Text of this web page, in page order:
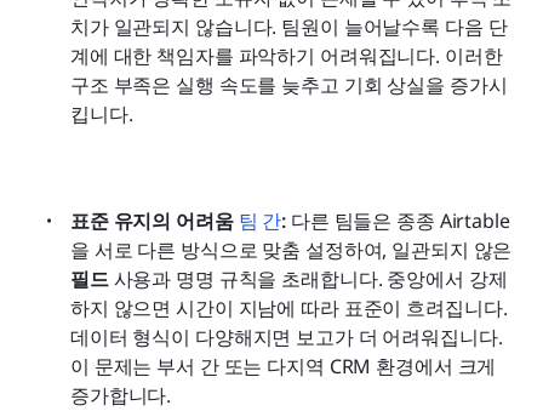
치가 일관되지 않습니다. 팀원이 늘어날수록 다음 단
계에 대한 책임자를 파악하기 어려워집니다. 이러한
구조 부족은 실행 속도를 늦추고 기회 상실을 증가시
킵니다.
표준 유지의 어려움 팀 간: 다른 팀들은 종종 Airtable
필드 사용과 명명 규칙을 초래합니다. 중앙에서 강제
하지 않으면 시간이 지남에 따라 표준이 흐려집니다.
데이터 형식이 다양해지면 보고가 더 어려워집니다.
이 문제는 부서 간 또는 다지역 CRM 환경에서 크게
증가합니다.